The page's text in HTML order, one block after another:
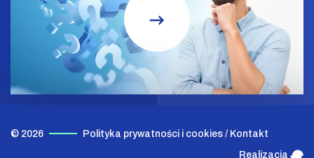
© 2026 Polityka prywatności i cookies / Kontakt
Realizacja